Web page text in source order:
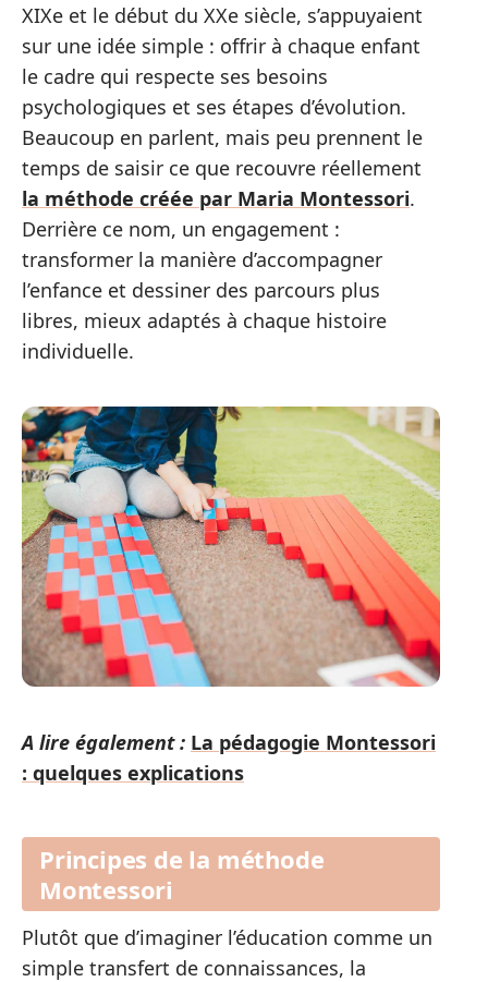
XIXe et le début du XXe siècle, s’appuyaient
sur une idée simple : offrir à chaque enfant
le cadre qui respecte ses besoins
psychologiques et ses étapes d’évolution.
Beaucoup en parlent, mais peu prennent le
temps de saisir ce que recouvre réellement
la méthode créée par Maria Montessori.
Derrière ce nom, un engagement :
transformer la manière d’accompagner
l’enfance et dessiner des parcours plus
libres, mieux adaptés à chaque histoire
individuelle.
A lire également : La pédagogie Montessori
: quelques explications
Principes de la méthode
Montessori
Plutôt que d’imaginer l’éducation comme un
simple transfert de connaissances, la